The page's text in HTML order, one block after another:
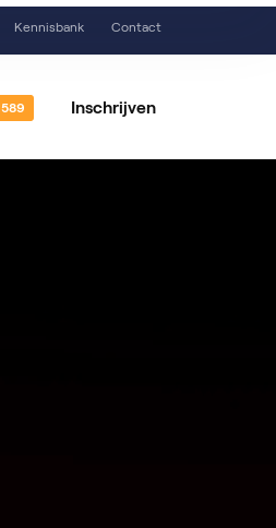
Kennisbank Contact
Inschrijven